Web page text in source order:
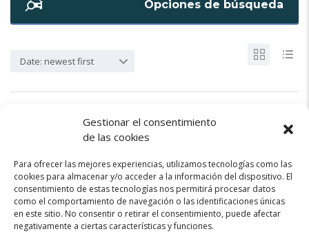
Gestionar el consentimiento
de las cookies
Para ofrecer las mejores experiencias, utilizamos tecnologías como las
cookies para almacenar y/o acceder a la información del dispositivo. El
consentimiento de estas tecnologías nos permitirá procesar datos
como el comportamiento de navegación o las identificaciones únicas
en este sitio. No consentir o retirar el consentimiento, puede afectar
negativamente a ciertas características y funciones.
Opciones de búsqueda
Date: newest first
Not found any vehicle based on your filter
Try another filter, location or keywords
Reset filters